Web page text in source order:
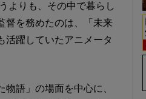
よりも、その中で暮らし
督を務めたのは、「未来
活躍していたアニメータ
語」の場面を中心に、